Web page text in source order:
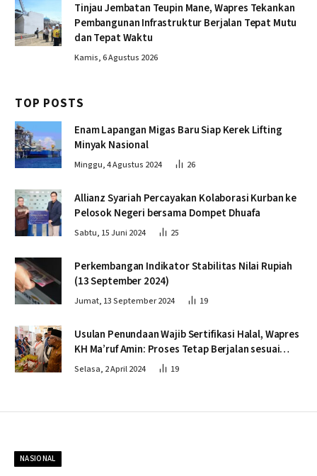
Tinjau Jembatan Teupin Mane, Wapres Tekankan
Pembangunan Infrastruktur Berjalan Tepat Mutu
dan Tepat Waktu
Kamis, 6 Agustus 2026
TOP POSTS
Enam Lapangan Migas Baru Siap Kerek Lifting
Minyak Nasional
Minggu, 4 Agustus 2024 26
Allianz Syariah Percayakan Kolaborasi Kurban ke
Pelosok Negeri bersama Dompet Dhuafa
Sabtu, 15 Juni 2024 25
Perkembangan Indikator Stabilitas Nilai Rupiah
(13 September 2024)
Jumat, 13 September 2024 19
Usulan Penundaan Wajib Sertifikasi Halal, Wapres
KH Ma’ruf Amin: Proses Tetap Berjalan sesuai
Penahapan
Selasa, 2 April 2024 19
NASIONAL